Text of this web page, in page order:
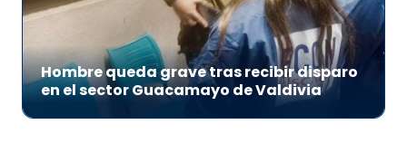
Hombre queda grave tras recibir disparo
en el sector Guacamayo de Valdivia